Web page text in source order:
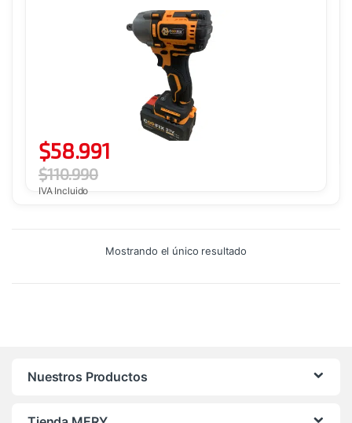
$58.991
$110.990
IVA Incluido
Mostrando el único resultado
Nuestros Productos